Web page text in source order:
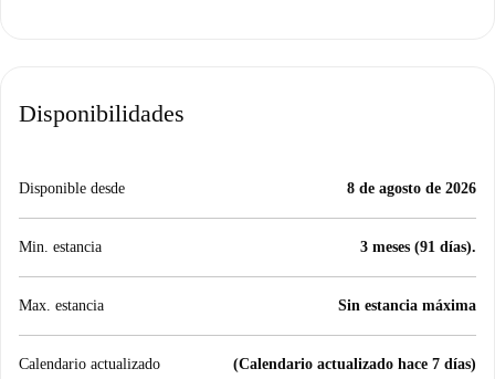
Disponibilidades
Disponible desde 8 de agosto de 2026
Min. estancia 3 meses (91 días).
Max. estancia Sin estancia máxima
Calendario actualizado (Calendario actualizado hace 7 días)